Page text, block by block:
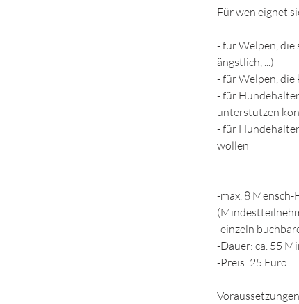
Für wen eignet
- für Welpen, die
ängstlich, ...)
- für Welpen,
- für
unterstützen
- für
wollen
-max. 8 Mensch-
-einzeln
-Dauer: ca. 55
-Preis: 25 Euro